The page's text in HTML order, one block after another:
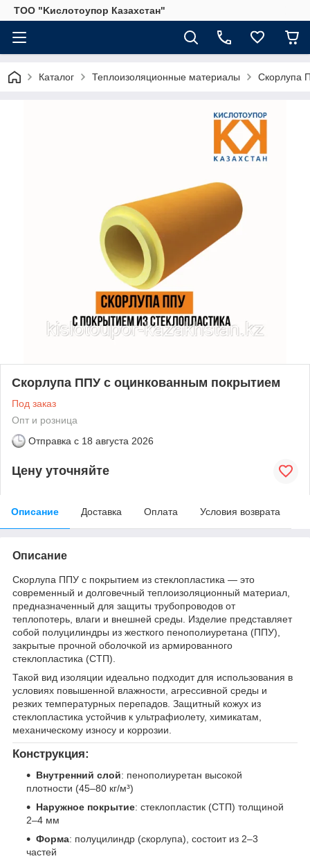
ТОО "Kислoтoупoр Казахстaн"
Каталог Теплоизоляционные материалы Скорлупа
Скорлупа ППУ с оцинкованным покрытием
Под заказ
Опт и розница
Отправка с 18 августа 2026
Цену уточняйте
Описание Доставка Оплата Условия возврата
Описание
Скорлупа ППУ с покрытием из стеклопластика — это
современный и долговечный теплоизоляционный материал,
предназначенный для защиты трубопроводов от
теплопотерь, влаги и внешней среды. Изделие представляет
собой полуцилиндры из жесткого пенополиуретана (ППУ),
закрытые прочной оболочкой из армированного
стеклопластика (СТП).
Такой вид изоляции идеально подходит для использования в
условиях повышенной влажности, агрессивной среды и
резких температурных перепадов. Защитный кожух из
стеклопластика устойчив к ультрафиолету, химикатам,
механическому износу и коррозии.
Конструкция:
Внутренний слой: пенополиуретан высокой
плотности (45–80 кг/м³)
Наружное покрытие: стеклопластик (СТП) толщиной
2–4 мм
Форма: полуцилиндр (скорлупа), состоит из 2–3
частей